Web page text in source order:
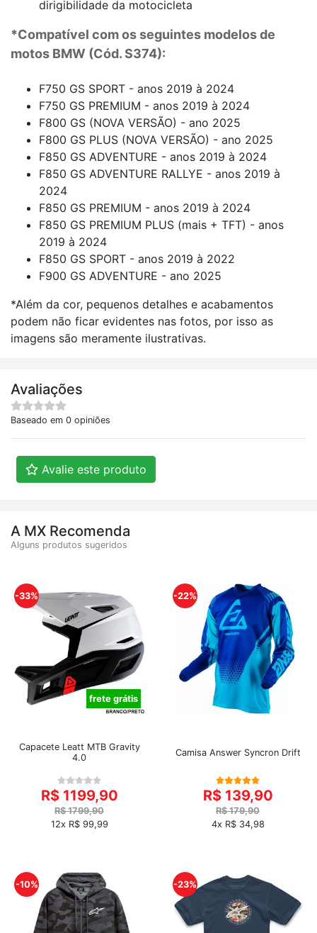
dirigibilidade da motocicleta
*Compatível com os seguintes modelos de
motos BMW (Cód. S374):
F750 GS SPORT - anos 2019 à 2024
F750 GS PREMIUM - anos 2019 à 2024
F800 GS (NOVA VERSÃO) - ano 2025
F800 GS PLUS (NOVA VERSÃO) - ano 2025
F850 GS ADVENTURE - anos 2019 à 2024
F850 GS ADVENTURE RALLYE - anos 2019 à
2024
F850 GS PREMIUM - anos 2019 à 2024
F850 GS PREMIUM PLUS (mais + TFT) - anos
2019 à 2024
F850 GS SPORT - anos 2019 à 2022
F900 GS ADVENTURE - ano 2025
*Além da cor, pequenos detalhes e acabamentos
podem não ficar evidentes nas fotos, por isso as
imagens são meramente ilustrativas.
Avaliações
Baseado em 0 opiniões
Avalie este produto
A MX Recomenda
Alguns produtos sugeridos
-33%
frete grátis
Capacete Leatt MTB Gravity
4.0
R$ 1199,90
R$ 1799,90
12x R$ 99,99
-22%
Camisa Answer Syncron Drift
R$ 139,90
R$ 179,90
4x R$ 34,98
-10% -23%